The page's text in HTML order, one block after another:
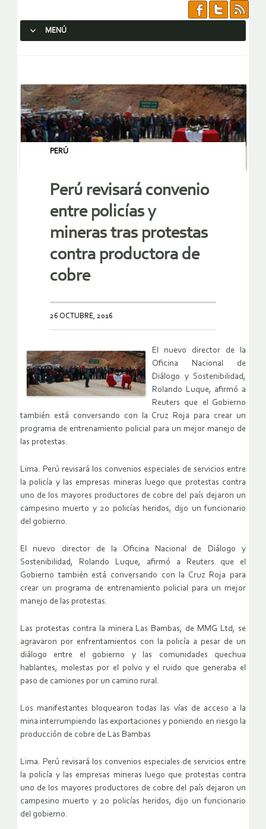
MENÚ
PERÚ
Perú revisará convenio
entre policías y
mineras tras protestas
contra productora de
cobre
26 OCTUBRE, 2016
El nuevo director de la
Oficina Nacional de
Diálogo y Sostenibilidad,
Rolando Luque, afirmó a
Reuters que el Gobierno
también está conversando con la Cruz Roja para crear un
programa de entrenamiento policial para un mejor manejo de
las protestas.
Lima. Perú revisará los convenios especiales de servicios entre
la policía y las empresas mineras luego que protestas contra
uno de los mayores productores de cobre del país dejaron un
campesino muerto y 20 policías heridos, dijo un funcionario
del gobierno.
El nuevo director de la Oficina Nacional de Diálogo y
Sostenibilidad, Rolando Luque, afirmó a Reuters que el
Gobierno también está conversando con la Cruz Roja para
crear un programa de entrenamiento policial para un mejor
manejo de las protestas.
Las protestas contra la minera Las Bambas, de MMG Ltd, se
agravaron por enfrentamientos con la policía a pesar de un
diálogo entre el gobierno y las comunidades quechua
hablantes, molestas por el polvo y el ruido que generaba el
paso de camiones por un camino rural.
Los manifestantes bloquearon todas las vías de acceso a la
mina interrumpiendo las exportaciones y poniendo en riesgo la
producción de cobre de Las Bambas
Lima. Perú revisará los convenios especiales de servicios entre
la policía y las empresas mineras luego que protestas contra
uno de los mayores productores de cobre del país dejaron un
campesino muerto y 20 policías heridos, dijo un funcionario
del gobierno.